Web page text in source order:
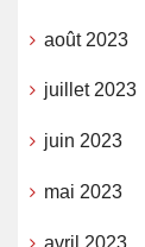
août 2023
juillet 2023
juin 2023
mai 2023
avril 2023